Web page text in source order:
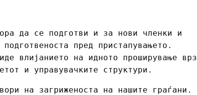
да се подготви и за нови членки и
пред пристапувањето.
влијанието на идното проширување врз
и управувачките структури.
на загриженоста на нашите граѓани.